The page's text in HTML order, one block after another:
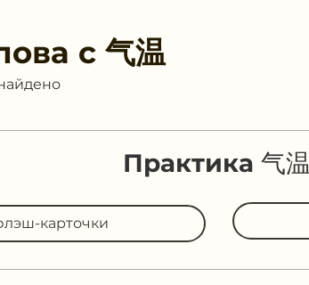
с 气温
Практика 气温
карточки